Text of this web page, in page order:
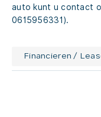
auto kunt u contact
0615956331).
Financieren /